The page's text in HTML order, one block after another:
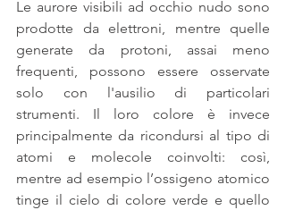
Le aurore visibili ad occhio nudo sono
prodotte da elettroni, mentre quelle
generate da protoni, assai meno
frequenti, possono essere osservate
solo con l'ausilio di particolari
strumenti. Il loro colore è invece
principalmente da ricondursi al tipo di
atomi e molecole coinvolti: così,
mentre ad esempio l’ossigeno atomico
tinge il cielo di colore verde e quello